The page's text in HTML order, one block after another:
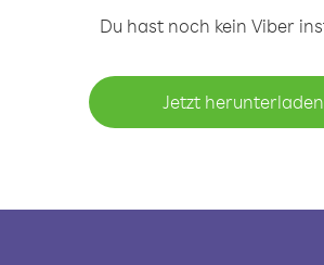
Du hast noch kein Viber
Jetzt herunterladen